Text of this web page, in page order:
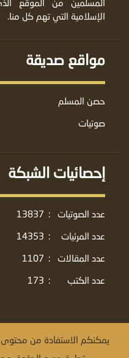
المسلمين من الموقع
الإسلامية التي تهم كل منا.
مواقع صديقة
حصن المسلم
صوتيات
إحصائيات الشبكة
عدد الصوتيات :
13837
عدد المرئيات
:
14353
عدد المقالات
:
1107
عدد الكتب
:
173
يمكنكم الاستفادة من محتوى